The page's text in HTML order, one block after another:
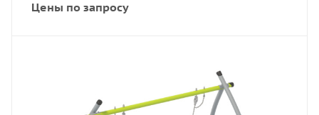
Цены по запросу